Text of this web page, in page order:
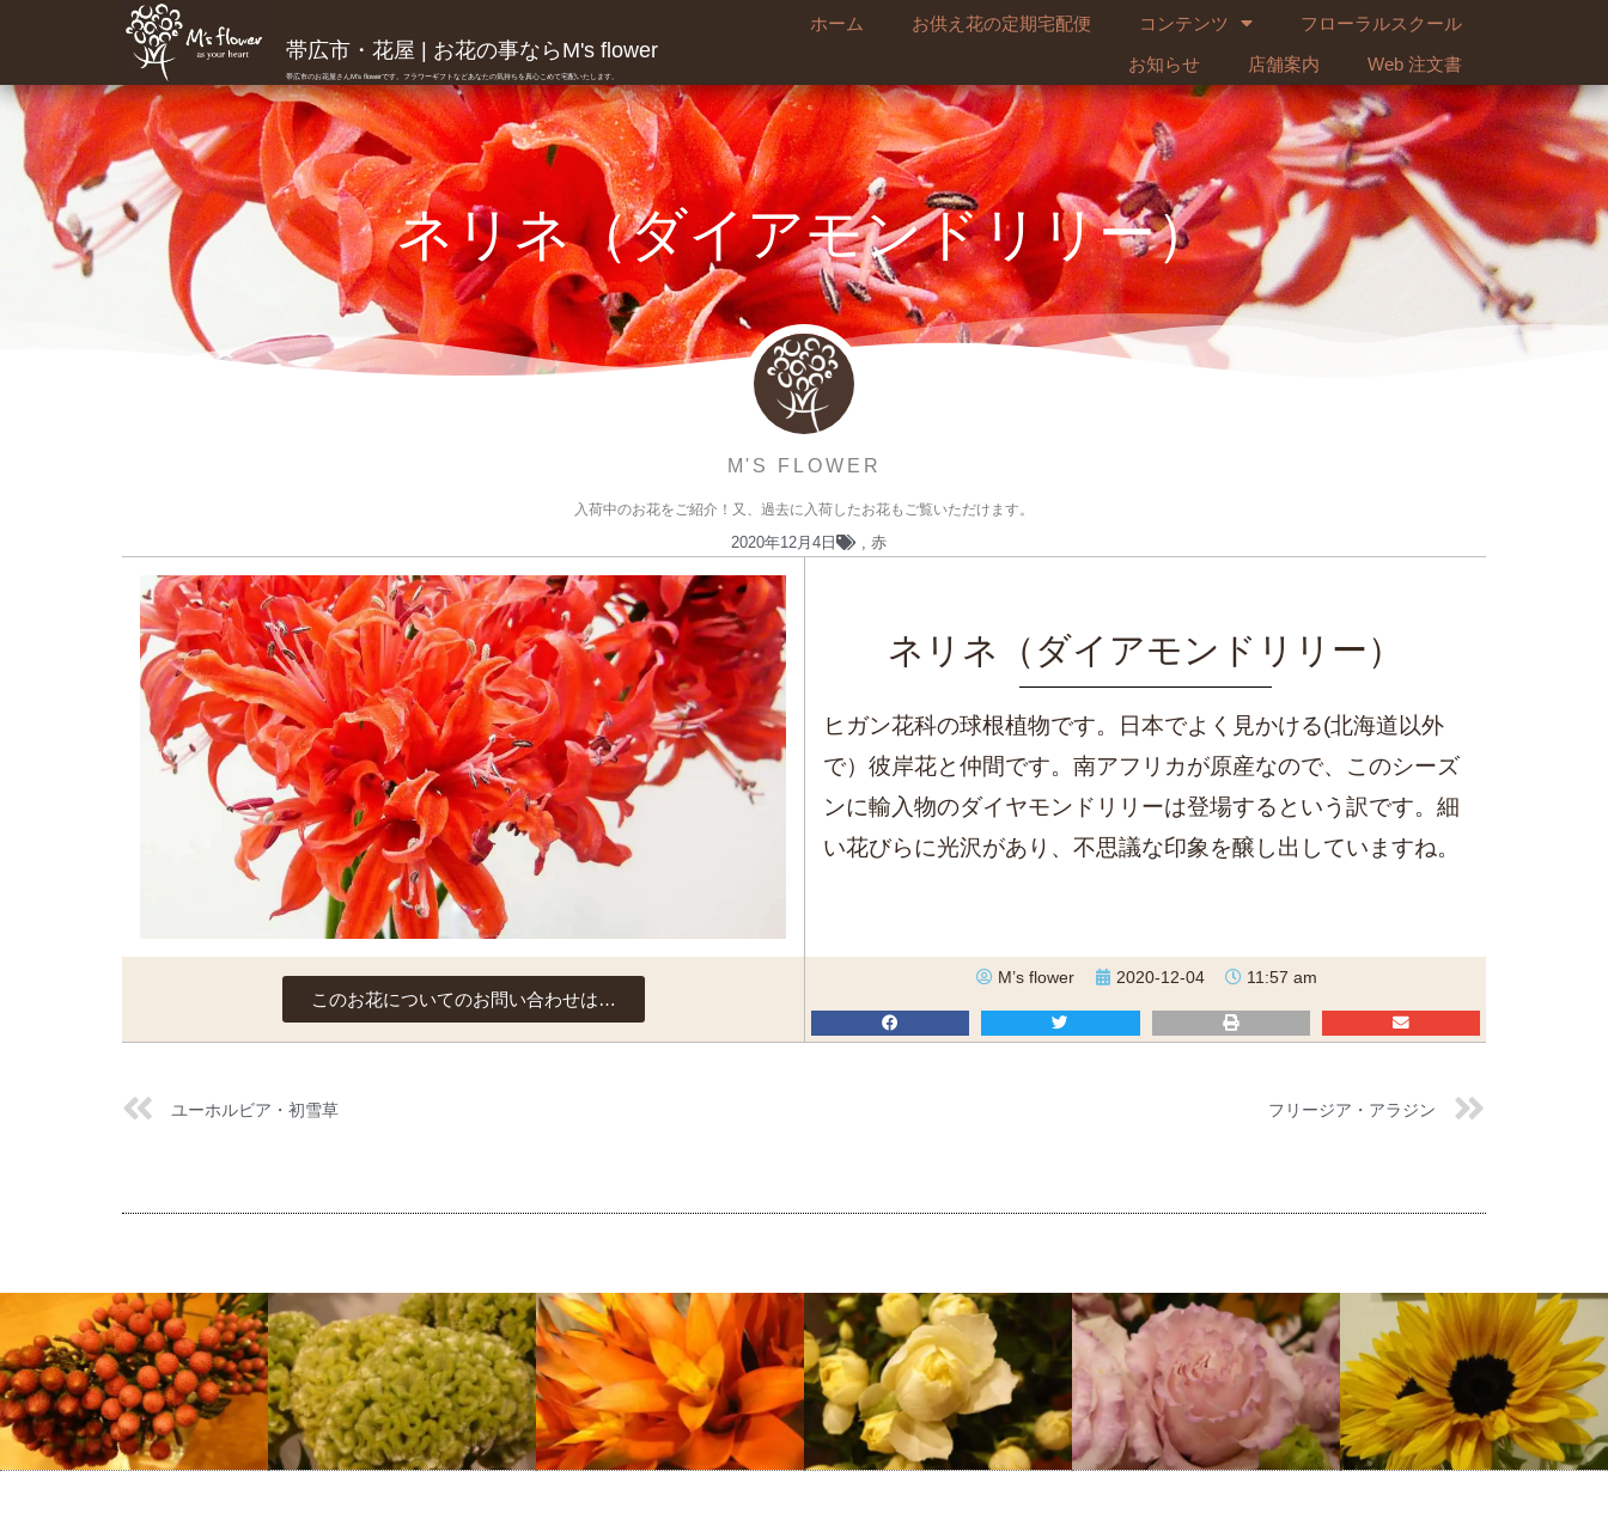
帯広市・花屋 | お花の事ならM's flower
帯広市のお花屋さんM's flowerです。フラワーギフトなどあなたの気持ちを真心こめて宅配いたします。
ホーム お供え花の定期宅配便 コンテンツ
フローラルスクール
お知らせ
店舗案内 Web 注文書
ネリネ（ダイアモンドリリー）
M'S FLOWER
入荷中のお花をご紹介！又、過去に入荷したお花もご覧いただけます。
2020年12月4日 赤
ネリネ（ダイアモンドリリー）
ヒガン花科の球根植物です。日本でよく見かける(北海道以外
で）彼岸花と仲間です。南アフリカが原産なので、このシーズ
ンに輸入物のダイヤモンドリリーは登場するという訳です。細
い花びらに光沢があり、不思議な印象を醸し出していますね。
このお花についてのお問い合わせは…
M’s flower 2020-12-04 11:57 am
ユーホルビア・初雪草 フリージア・アラジン